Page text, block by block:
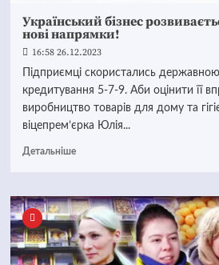
Український бізнес
нові напрямки!
16:58 26.12.2023
Підприємці скористались
кредитування 5-7-9. Аби оцінити її
виробництво товарів для дому та
віцепрем’єрка Юлія...
Детальніше